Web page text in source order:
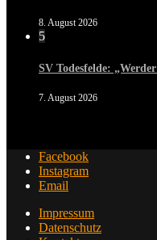
8. August 2026
5
SV Todesfelde:
7. August 2026
Facebook
Instagram
Email
Impressum
Datenschutz